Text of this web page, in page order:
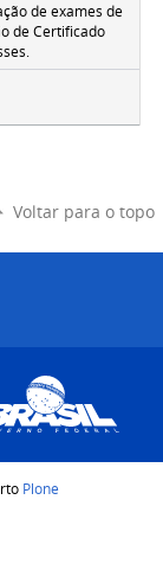
de exames de
de Certificado
Voltar para o topo
Plone